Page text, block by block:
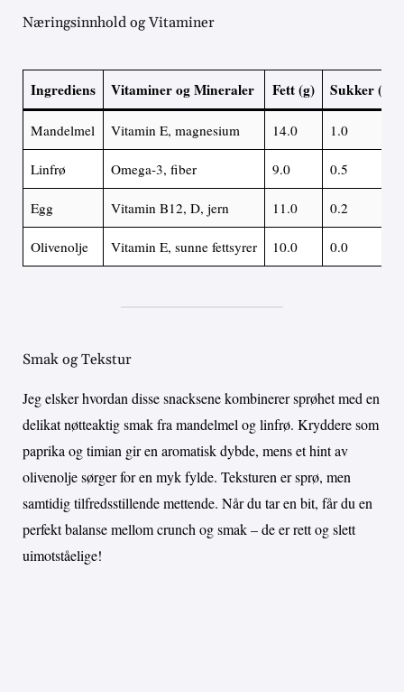
Næringsinnhold og Vitaminer
Ingrediens Vitaminer og Mineraler Fett (g) Sukker (g)
Mandelmel Vitamin E, magnesium 14.0 1.0
Linfrø Omega-3, fiber 9.0 0.5
Egg Vitamin B12, D, jern 11.0 0.2
Olivenolje Vitamin E, sunne fettsyrer 10.0 0.0
Smak og Tekstur
Jeg elsker hvordan disse snacksene kombinerer sprøhet med en
delikat nøtteaktig smak fra mandelmel og linfrø. Kryddere som
paprika og timian gir en aromatisk dybde, mens et hint av
olivenolje sørger for en myk fylde. Teksturen er sprø, men
samtidig tilfredsstillende mettende. Når du tar en bit, får du en
perfekt balanse mellom crunch og smak – de er rett og slett
uimotståelige!